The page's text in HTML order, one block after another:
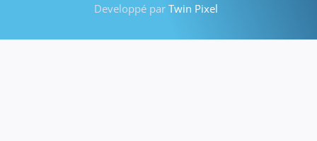
Developpé parTwin Pixel